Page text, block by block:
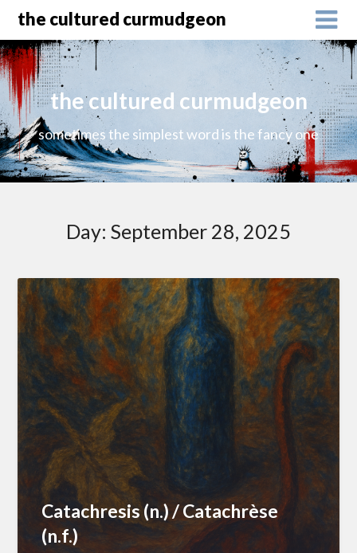
the cultured curmudgeon
the cultured curmudgeon
sometimes the simplest word is the fancy one
Day: September 28, 2025
Catachresis (n.) / Catachrèse
(n.f.)